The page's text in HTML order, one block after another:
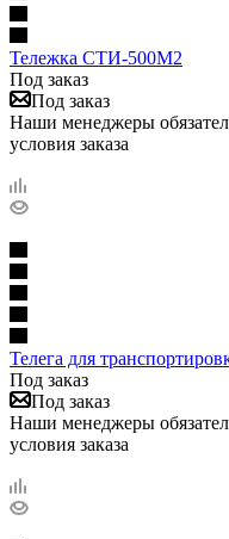
Тележка СТИ-500М2
Под заказ
Под заказ
Наши менеджеры
условия заказа
Телега для
Под заказ
Под заказ
Наши менеджеры
условия заказа